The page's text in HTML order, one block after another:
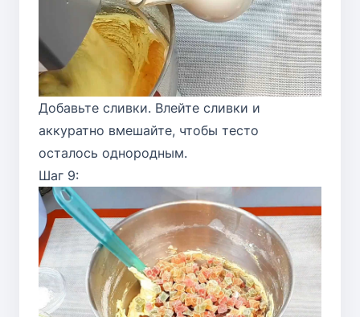
Добавьте сливки. Влейте сливки и
аккуратно вмешайте, чтобы тесто
осталось однородным.
Шаг 9: